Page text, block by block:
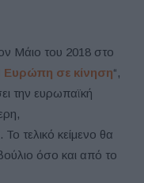
Μάιο του 2018 στο
Ευρώπη σε κίνηση“,
την ευρωπαϊκή
τελικό κείμενο θα
όσο και από το